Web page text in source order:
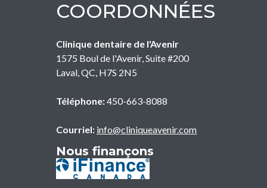
COORDONNÉES
Clinique dentaire de l'Avenir
1575 Boul de l'Avenir, Suite #200
Laval QC H7S 2N5
Téléphone:450-663-8088
Courriel: info@cliniqueavenir.com
Nous finançons